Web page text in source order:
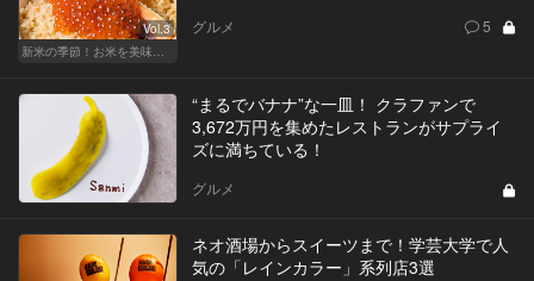
Vol.3
新米の季節！お米を美味しく味わえる和食店
グルメ 5
“まるでバナナ”な一皿！ クラファンで
3,672万円を集めたレストランがサプライ
ズに満ちている！
グルメ
ネオ酒場からスイーツまで！学芸大学で人
気の「レインカラー」系列店3選